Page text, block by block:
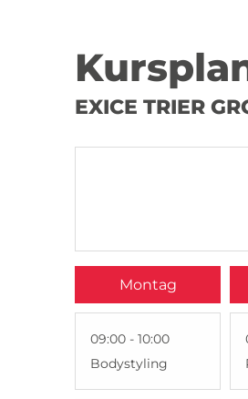
EXICE TRIER
Montag
09:00 - 10:00
Bodystyling